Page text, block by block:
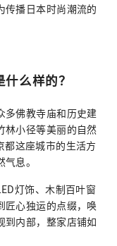
传播日本时尚潮流的
么样的？
多佛教寺庙和历史建
林小径等美丽的自然
这座城市的生活方
息。
灯饰、木制百叶窗
匠心独运的点缀，唤
到内部，整家店铺如